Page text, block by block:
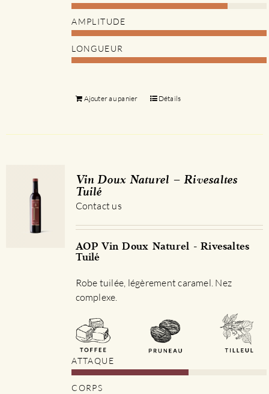
AMPLITUDE
LONGUEUR
Ajouter au panier Détails
Vin Doux Naturel – Rivesaltes
Tuilé
Contact us
AOP Vin Doux Naturel - Rivesaltes
Tuilé
Robe tuilée, légèrement caramel. Nez
complexe.
ATTAQUE
CORPS